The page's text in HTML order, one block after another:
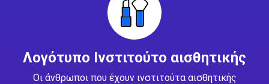
Λογότυπο Ινστιτούτο αισθητικής
Οι άνθρωποι που έχουν ινστιτούτα αισθητικής